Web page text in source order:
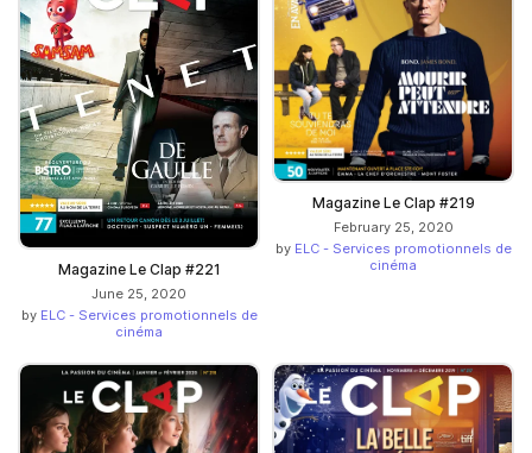
Magazine Le Clap #221
June 25, 2020
by ELC - Services promotionnels de
cinéma
Magazine Le Clap #219
February 25, 2020
by ELC - Services promotionnels de
cinéma